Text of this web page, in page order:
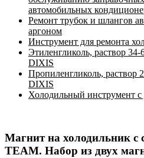
автомобильных
Ремонт трубок и шлангов
аргоном
Инструмент для ремонта
Этиленгликоль, раствор
DIXIS
Пропиленгликоль, раствор
DIXIS
Холодильный инструмент с
Магнит на холодильник с
TEAM. Набор из двух